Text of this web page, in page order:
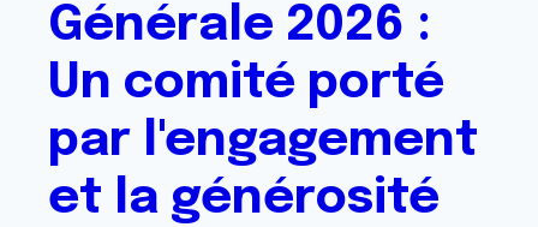
Générale 2026 :
Un comité porté
par l'engagement
et la générosité